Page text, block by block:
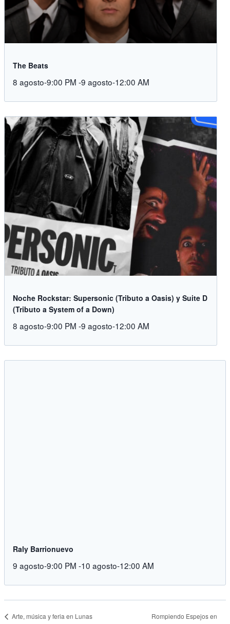
The Beats
8 agosto-9:00 PM -9 agosto-12:00 AM
Noche Rockstar: Supersonic (Tributo a Oasis) y Suite D
(Tributo a System of a Down)
8 agosto-9:00 PM -9 agosto-12:00 AM
Raly Barrionuevo
9 agosto-9:00 PM -10 agosto-12:00 AM
Arte, música y feria en Lunas
Rompiendo Espejos en